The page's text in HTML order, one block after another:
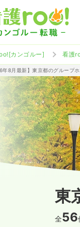
カンゴルー] 看護
年8月最新】東京都のグループ
東
全56